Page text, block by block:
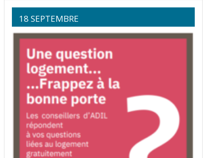
18 SEPTEMBRE